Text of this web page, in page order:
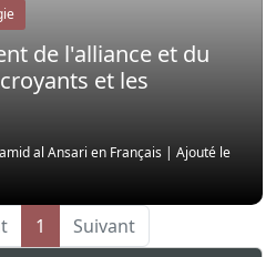
de l'alliance et du
et les
al Ansari en Français | Ajouté le
1
Suivant